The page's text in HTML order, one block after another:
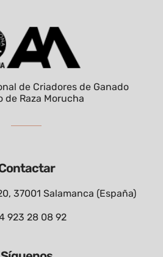
37001 Salamanca (España)
923 28 08 92
de Criadores de Ganado
de Raza Morucha